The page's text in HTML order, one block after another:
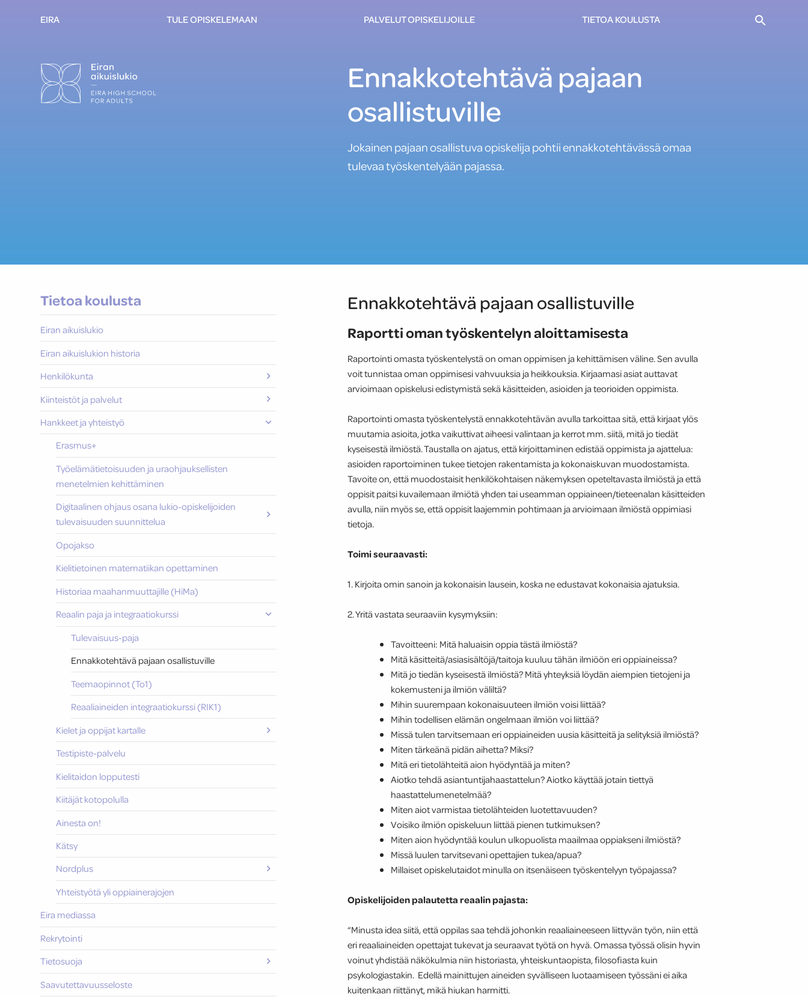
EIRA TULE OPISKELEMAAN PALVELUT OPISKELIJOILLE TIETOA KOULUSTA
Ennakkotehtävä pajaan
osallistuville
Jokainen pajaan osallistuva opiskelija pohtii ennakkotehtävässä omaa
tulevaa työskentelyään pajassa.
Ennakkotehtävä pajaan osallistuville
Raportti oman työskentelyn aloittamisesta
Raportointi omasta työskentelystä on oman oppimisen ja kehittämisen väline. Sen avulla
voit tunnistaa oman oppimisesi vahvuuksia ja heikkouksia. Kirjaamasi asiat auttavat
arvioimaan opiskelusi edistymistä sekä käsitteiden, asioiden ja teorioiden oppimista.
Raportointi omasta työskentelystä ennakkotehtävän avulla tarkoittaa sitä, että kirjaat ylös
muutamia asioita, jotka vaikuttivat aiheesi valintaan ja kerrot mm. siitä, mitä jo tiedät
kyseisestä ilmiöstä. Taustalla on ajatus, että kirjoittaminen edistää oppimista ja ajattelua:
asioiden raportoiminen tukee tietojen rakentamista ja kokonaiskuvan muodostamista.
Tavoite on, että muodostaisit henkilökohtaisen näkemyksen opeteltavasta ilmiöstä ja että
oppisit paitsi kuvailemaan ilmiötä yhden tai useamman oppiaineen/tieteenalan käsitteiden
avulla, niin myös se, että oppisit laajemmin pohtimaan ja arvioimaan ilmiöstä oppimiasi
tietoja.
Toimi seuraavasti:
1. Kirjoita omin sanoin ja kokonaisin lausein, koska ne edustavat kokonaisia ajatuksia.
2. Yritä vastata seuraaviin kysymyksiin:
Tavoitteeni: Mitä haluaisin oppia tästä ilmiöstä?
Mitä käsitteitä/asiasisältöjä/taitoja kuuluu tähän ilmiöön eri oppiaineissa?
Mitä jo tiedän kyseisestä ilmiöstä? Mitä yhteyksiä löydän aiempien tietojeni ja
kokemusteni ja ilmiön väliltä?
Mihin suurempaan kokonaisuuteen ilmiön voisi liittää?
Mihin todellisen elämän ongelmaan ilmiön voi liittää?
Missä tulen tarvitsemaan eri oppiaineiden uusia käsitteitä ja selityksiä ilmiöstä?
Miten tärkeänä pidän aihetta? Miksi?
Mitä eri tietolähteitä aion hyödyntää ja miten?
Aiotko tehdä asiantuntijahaastattelun? Aiotko käyttää jotain tiettyä
haastattelumenetelmää?
Miten aiot varmistaa tietolähteiden luotettavuuden?
Voisiko ilmiön opiskeluun liittää pienen tutkimuksen?
Miten aion hyödyntää koulun ulkopuolista maailmaa oppiakseni ilmiöstä?
Missä luulen tarvitsevani opettajien tukea/apua?
Millaiset opiskelutaidot minulla on itsenäiseen työskentelyyn työpajassa?
Opiskelijoiden palautetta reaalin pajasta:
“Minusta idea siitä, että oppilas saa tehdä johonkin reaaliaineeseen liittyvän työn, niin että
eri reaaliaineiden opettajat tukevat ja seuraavat työtä on hyvä. Omassa työssä olisin hyvin
voinut yhdistää näkökulmia niin historiasta, yhteiskuntaopista, filosofiasta kuin
psykologiastakin. Edellä mainittujen aineiden syvälliseen luotaamiseen työssäni ei aika
kuitenkaan riittänyt, mikä hiukan harmitti.
Tietoa koulusta
Eiran aikuislukio
Eiran aikuislukion historia
Henkilökunta
Kiinteistöt ja palvelut
Hankkeet ja yhteistyö
Erasmus+
Työelämätietoisuuden ja uraohjauksellisten
menetelmien kehittäminen
Digitaalinen ohjaus osana lukio-opiskelijoiden
tulevaisuuden suunnittelua
Opojakso
Kielitietoinen matematiikan opettaminen
Historiaa maahanmuuttajille (HiMa)
Reaalin paja ja integraatiokurssi
Tulevaisuus-paja
Ennakkotehtävä pajaan osallistuville
Teemaopinnot (To1)
Reaaliaineiden integraatiokurssi (RIK1)
Kielet ja oppijat kartalle
Testipiste-palvelu
Kielitaidon lopputesti
Kiitäjät kotopolulla
Ainesta on!
Kätsy
Nordplus
Yhteistyötä yli oppiainerajojen
Eira mediassa
Rekrytointi
Tietosuoja
Saavutettavuusseloste